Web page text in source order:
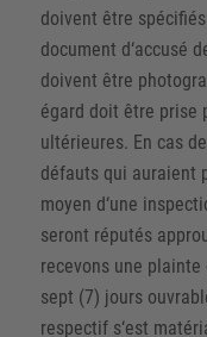
doivent être
document d‘accusé
doivent être
égard doit être prise
ultérieures. En cas
défauts qui auraient
moyen d‘une
seront réputés
recevons une
sept (7) jours
respectif s‘est